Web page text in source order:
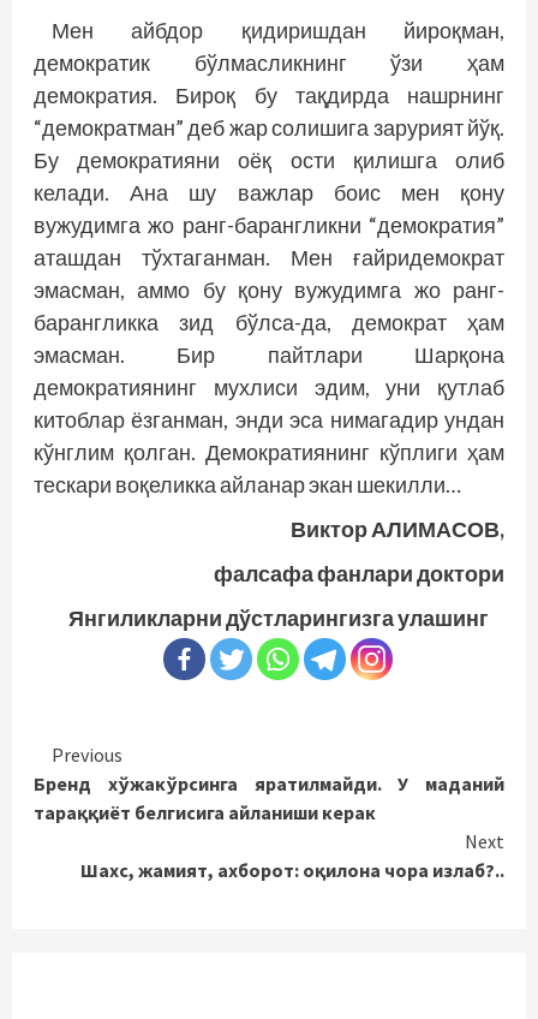
Мен айбдор қидиришдан йироқман,
демократик бўлмасликнинг ўзи ҳам
демократия. Бироқ бу тақдирда нашрнинг
“демократман” деб жар солишига зарурият йўқ.
Бу демократияни оёқ ости қилишга олиб
келади. Ана шу важлар боис мен қону
вужудимга жо ранг-барангликни “демократия”
аташдан тўхтаганман. Мен ғайридемократ
эмасман, аммо бу қону вужудимга жо ранг-
барангликка зид бўлса-да, демократ ҳам
эмасман. Бир пайтлари Шарқона
демократиянинг мухлиси эдим, уни қутлаб
китоблар ёзганман, энди эса нимагадир ундан
кўнглим қолган. Демократиянинг кўплиги ҳам
тескари воқеликка айланар экан шекилли…
Виктор АЛИМАСОВ,
фалсафа фанлари доктори
Янгиликларни дўстларингизга улашинг
Continue
Reading
Previous
Бренд хўжакўрсинга яратилмайди. У маданий
тараққиёт белгисига айланиши керак
Next
Шахс, жамият, ахборот: оқилона чора излаб?..